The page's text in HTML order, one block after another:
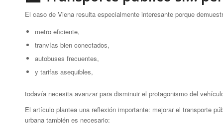
El caso de Viena resulta especialmente interesante porque
metro eficiente,
tranvías bien conectados,
autobuses frecuentes,
y tarifas asequibles,
todavía necesita avanzar para disminuir el protagonismo del
El artículo plantea una reflexión importante: mejorar el transporte
urbana también es necesario: